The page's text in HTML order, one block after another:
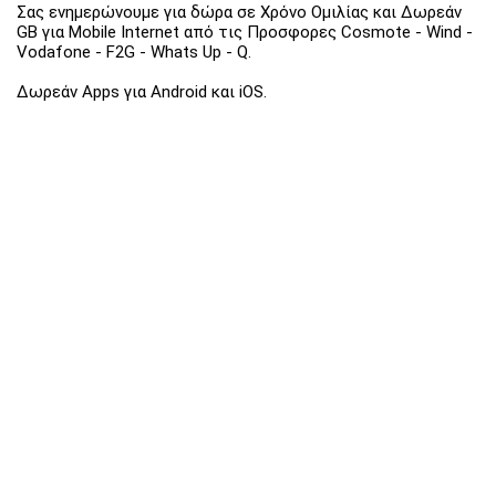
Σας ενημερώνουμε για δώρα σε Χρόνο Ομιλίας και Δωρεάν
GB για Mobile Internet από τις Προσφορες Cosmote - Wind -
Vodafone - F2G - Whats Up - Q.
Δωρεάν Apps για Android και iOS.